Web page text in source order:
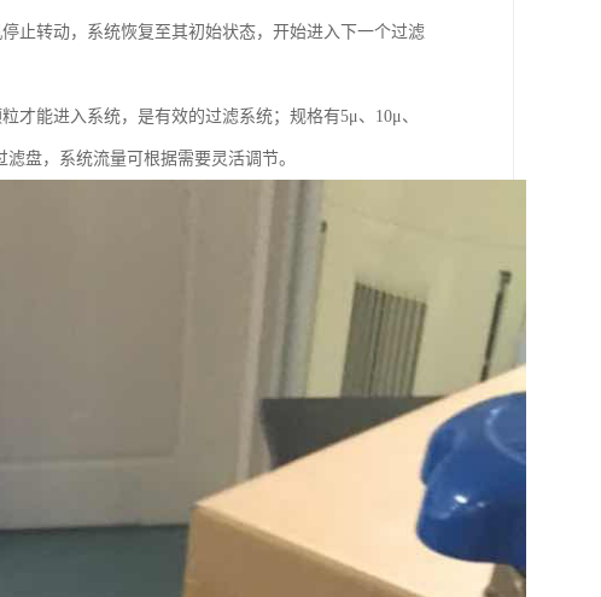
止转动，系统恢复至其初始状态，开始进入下一个过滤
才能进入系统，是有效的过滤系统；规格有5μ、10μ、
盘，系统流量可根据需要灵活调节。